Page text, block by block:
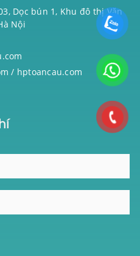
Dọc bún 1, Khu đô thị Văn
Nội
/ hptoancau.com